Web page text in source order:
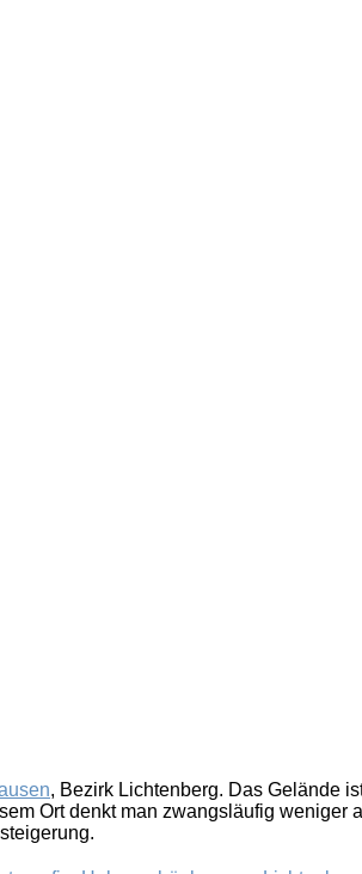
, Bezirk Lichtenberg. Das Gelände
Ort denkt man zwangsläufig